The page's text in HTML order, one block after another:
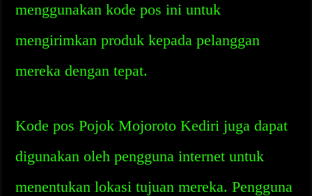
menggunakan kode pos ini untuk
mengirimkan produk kepada pelanggan
mereka dengan tepat.
Kode pos Pojok Mojoroto Kediri juga dapat
digunakan oleh pengguna internet untuk
menentukan lokasi tujuan mereka. Pengguna